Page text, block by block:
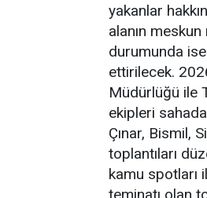
yakanlar
alanın
durumunda
ettirilecek.
Müdürlüğü ile
ekipleri
Çınar, Bismil,
toplantıları
kamu spotları
teminatı olan